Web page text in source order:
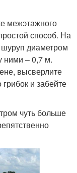
межэтажного
способ. На
шуруп диаметром
ними – 0,7 м.
высверлите
грибок и забейте
чуть больше